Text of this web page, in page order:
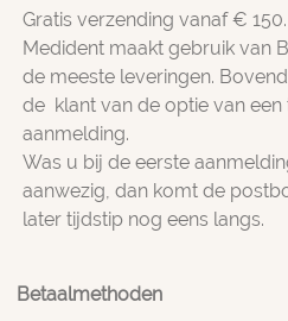
Gratis verzending vanaf € 150.
Medident maakt gebruik van
de meeste leveringen.
de klant van de optie van een
aanmelding.
Was u bij de eerste
aanwezig, dan komt de
later tijdstip nog eens langs.
Betaalmethoden